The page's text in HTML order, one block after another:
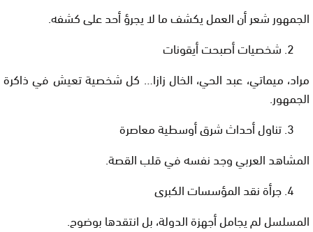
الجمهور شعر أن العمل يكشف ما لا يجرؤ أحد على كشفه.
شخصيات أصبحت أيقونات
مراد، ميماتي، عبد الحي، الخال زازا… كل شخصية تعيش في ذاكرة
الجمهور.
تناول أحداث شرق أوسطية معاصرة
المشاهد العربي وجد نفسه في قلب القصة.
جرأة نقد المؤسسات الكبرى
المسلسل لم يجامل أجهزة الدولة، بل انتقدها بوضوح.